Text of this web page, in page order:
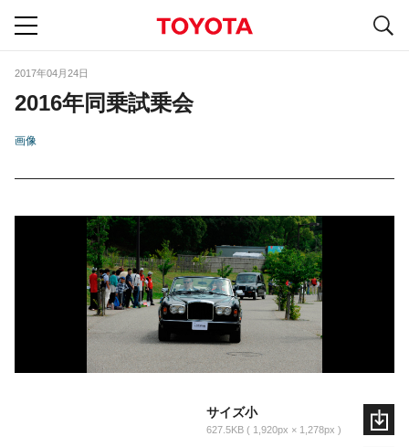
2017年04月24日
2016年同乗試乗会
画像
サイズ小
627.5KB 1,920px × 1,278px